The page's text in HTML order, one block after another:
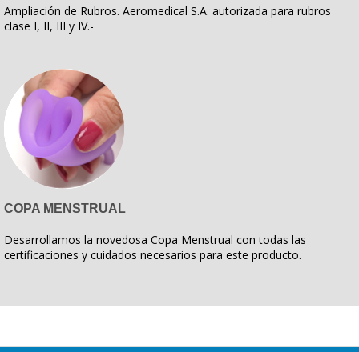
Ampliación de Rubros. Aeromedical S.A. autorizada para rubros
clase I, II, III y IV.-
COPA MENSTRUAL
Desarrollamos la novedosa Copa Menstrual con todas las
certificaciones y cuidados necesarios para este producto.